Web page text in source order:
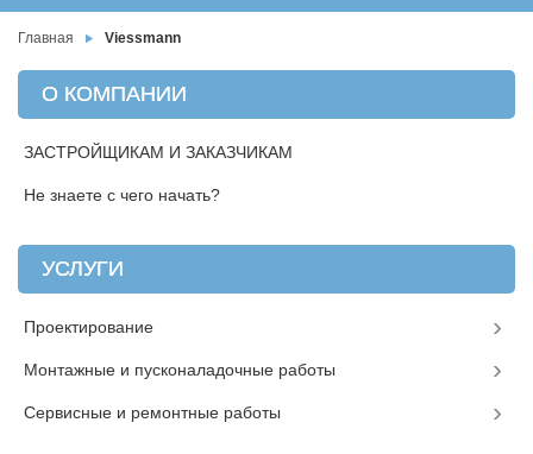
Главная Viessmann
О КОМПАНИИ
ЗАСТРОЙЩИКАМ И ЗАКАЗЧИКАМ
Не знаете с чего начать?
УСЛУГИ
Проектирование
Монтажные и пусконаладочные работы
Сервисные и ремонтные работы